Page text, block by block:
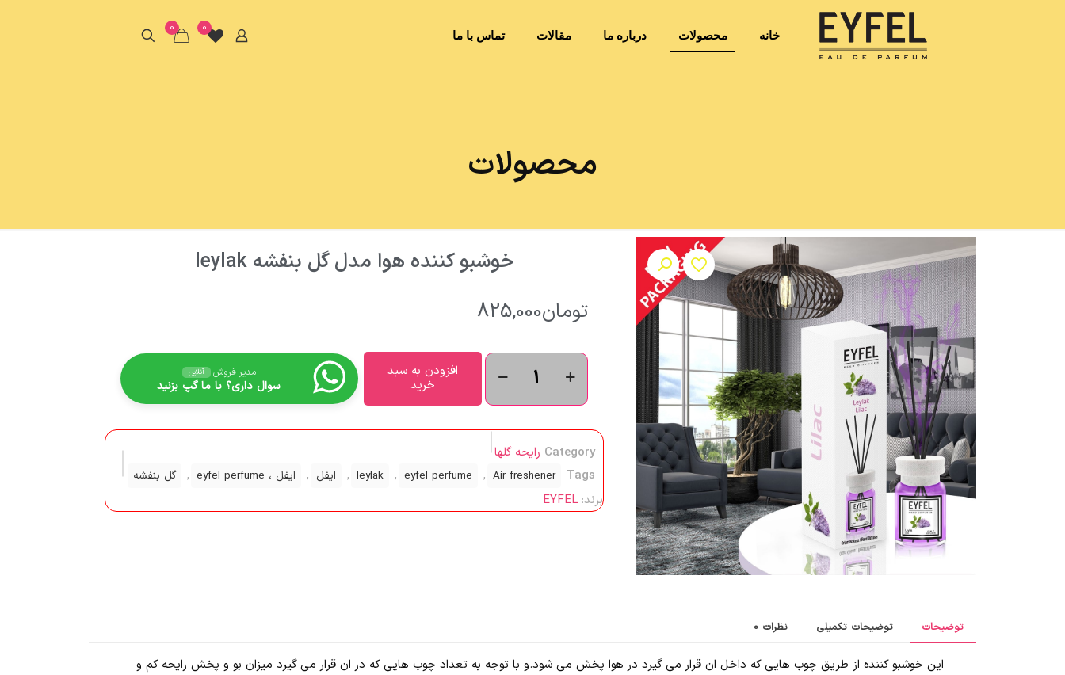
خانه محصولات درباره ما مقالات تماس با ما
0
0
محصولات
خوشبو کننده هوا مدل گل بنفشه leylak
تومان825,000
افزودن به سبد
خرید
مدیر فروش آنلاین
سوال داری؟ با ما گپ بزنید
Category رایحه گلها
Tags
Air freshener
,
eyfel perfume
,
leylak
, ایفل , ایفل ، eyfel perfume , گل بنفشه
برند:EYFEL
توضیحات توضیحات تکمیلی نظرات 0
این خوشبو کننده از طریق چوب هایی که داخل ان قرار می گیرد در هوا پخش می شود.و با توجه به تعداد چوب هایی که در ان قرار می گیرد میزان بو و پخش رایحه کم و